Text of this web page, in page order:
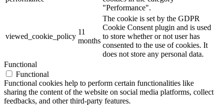
"Performance".
viewed_cookie_policy
11
months
The cookie is set by the GDPR
Cookie Consent plugin and is used
to store whether or not user has
consented to the use of cookies. It
does not store any personal data.
Functional
Functional
Functional cookies help to perform certain functionalities like
sharing the content of the website on social media platforms, collect
feedbacks, and other third-party features.